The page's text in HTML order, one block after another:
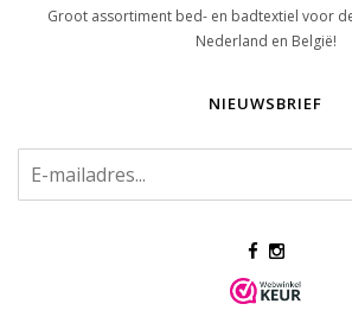
Groot assortiment bed- en badtextiel voor
Nederland en België!
NIEUWSBRIEF